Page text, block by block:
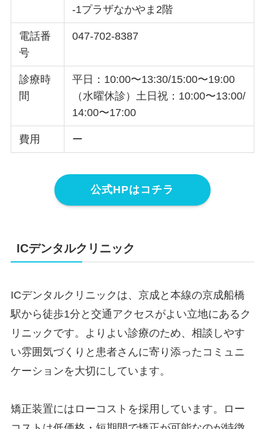
-1プラザなかやま2階
電話番
号
047-702-8387
診療時
間
平日：10:00〜13:30/15:00〜19:00
（水曜休診）土日祝：10:00〜13:00/
14:00〜17:00
費用 ー
公式HPはコチラ
ICデンタルクリニック
ICデンタルクリニックは、京成と本線の京成船橋
駅から徒歩1分と交通アクセスがよい立地にあるク
リニックです。よりよい診療のため、相談しやす
い雰囲気づくりと患者さんに寄り添ったコミュニ
ケーションを大切にしています。
矯正装置にはローコストを採用しています。ロー